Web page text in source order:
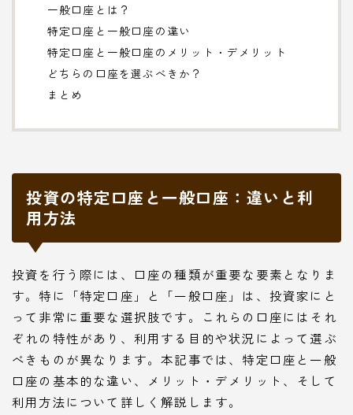
一般口座とは？
特定口座と一般口座の違い
特定口座と一般口座のメリット・デメリット
どちらの口座を選ぶべきか？
まとめ
投資の特定口座と一般口座：違いと利
用方法
投資を行う際には、口座の種類が重要な要素となりま
す。特に「特定口座」と「一般口座」は、投資家にと
って非常に重要な選択肢です。これらの口座にはそれ
ぞれの特性があり、利用する目的や状況によって選ぶ
べきものが異なります。本記事では、特定口座と一般
口座の基本的な違い、メリット・デメリット、そして
利用方法について詳しく解説します。